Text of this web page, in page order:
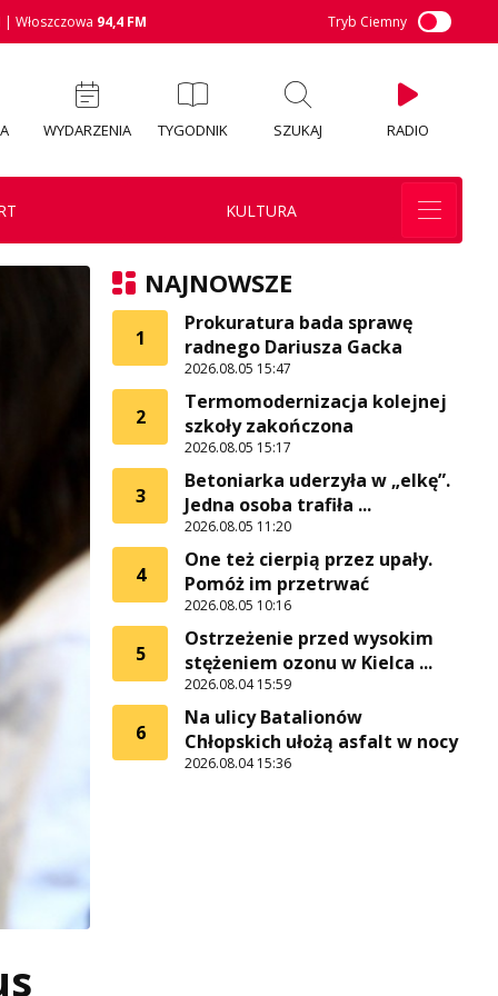
| Włoszczowa 94,4 FM Tryb Ciemny
WYDARZENIA TYGODNIK SZUKAJ RADIO
KULTURA
NAJNOWSZE
1
Prokuratura bada sprawę
radnego Dariusza Gacka
2026.08.05 15:47
2
Termomodernizacja kolejnej
szkoły zakończona
2026.08.05 15:17
3
Betoniarka uderzyła w „elkę”.
Jedna osoba trafiła ...
2026.08.05 11:20
4
One też cierpią przez upały.
Pomóż im przetrwać
2026.08.05 10:16
5
Ostrzeżenie przed wysokim
stężeniem ozonu w Kielca ...
2026.08.04 15:59
6
Na ulicy Batalionów
Chłopskich ułożą asfalt w nocy
2026.08.04 15:36